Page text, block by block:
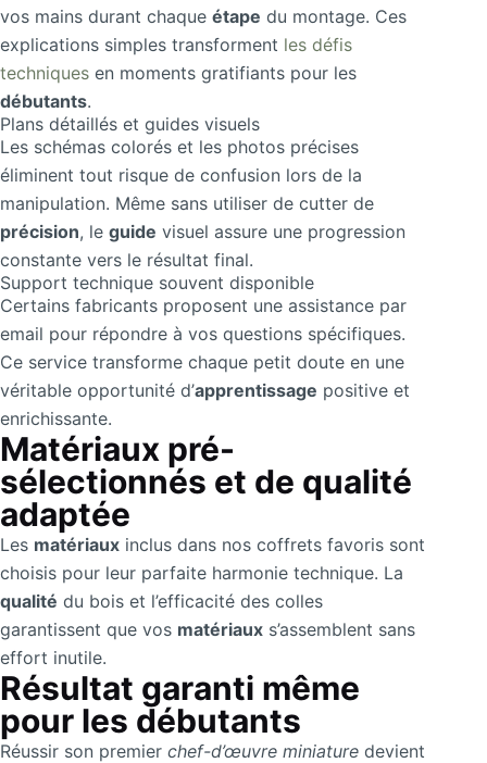
vos mains durant chaque étape du montage. Ces
explications simples transforment les défis
techniques en moments gratifiants pour les
débutants.
Plans détaillés et guides visuels
Les schémas colorés et les photos précises
éliminent tout risque de confusion lors de la
manipulation. Même sans utiliser de cutter de
précision, le guide visuel assure une progression
constante vers le résultat final.
Support technique souvent disponible
Certains fabricants proposent une assistance par
email pour répondre à vos questions spécifiques.
Ce service transforme chaque petit doute en une
véritable opportunité d’apprentissage positive et
enrichissante.
Matériaux pré-
sélectionnés et de qualité
adaptée
Les matériaux inclus dans nos coffrets favoris sont
choisis pour leur parfaite harmonie technique. La
qualité du bois et l’efficacité des colles
garantissent que vos matériaux s’assemblent sans
effort inutile.
Résultat garanti même
pour les débutants
Réussir son premier chef-d’œuvre miniature devient